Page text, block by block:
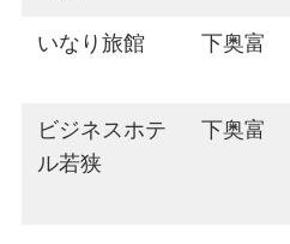
いなり旅館 下奥富
ビジネスホテ
ル若狭
下奥富